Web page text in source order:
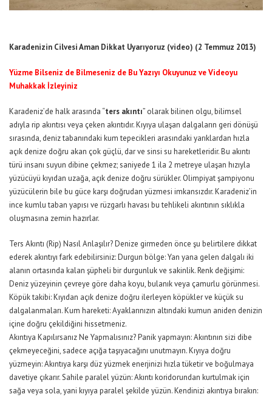
Karadenizin Cilvesi Aman Dikkat Uyarıyoruz (video) (2 Temmuz 2013)
Yüzme Bilseniz de Bilmeseniz de Bu Yazıyı Okuyunuz ve Videoyu
Muhakkak İzleyiniz
Karadeniz’de halk arasında “ters akıntı” olarak bilinen olgu, bilimsel
adıyla rip akıntısı veya çeken akıntıdır. Kıyıya ulaşan dalgaların geri dönüşü
sırasında, deniz tabanındaki kum tepecikleri arasındaki yarıklardan hızla
açık denize doğru akan çok güçlü, dar ve sinsi su hareketleridir. Bu akıntı
türü insanı suyun dibine çekmez; saniyede 1 ila 2 metreye ulaşan hızıyla
yüzücüyü kıyıdan uzağa, açık denize doğru sürükler. Olimpiyat şampiyonu
yüzücülerin bile bu güce karşı doğrudan yüzmesi imkansızdır. Karadeniz’in
ince kumlu taban yapısı ve rüzgarlı havası bu tehlikeli akıntının sıklıkla
oluşmasına zemin hazırlar.
Ters Akıntı (Rip) Nasıl Anlaşılır? Denize girmeden önce şu belirtilere dikkat
ederek akıntıyı fark edebilirsiniz: Durgun bölge: Yan yana gelen dalgalı iki
alanın ortasında kalan şüpheli bir durgunluk ve sakinlik. Renk değişimi:
Deniz yüzeyinin çevreye göre daha koyu, bulanık veya çamurlu görünmesi.
Köpük takibi: Kıyıdan açık denize doğru ilerleyen köpükler ve küçük su
dalgalanmaları. Kum hareketi: Ayaklarınızın altındaki kumun aniden denizin
içine doğru çekildiğini hissetmeniz.
Akıntıya Kapılırsanız Ne Yapmalısınız? Panik yapmayın: Akıntının sizi dibe
çekmeyeceğini, sadece açığa taşıyacağını unutmayın. Kıyıya doğru
yüzmeyin: Akıntıya karşı düz yüzmek enerjinizi hızla tüketir ve boğulmaya
davetiye çıkarır. Sahile paralel yüzün: Akıntı koridorundan kurtulmak için
sağa veya sola, yani kıyıya paralel şekilde yüzün. Kendinizi akıntıya bırakın: